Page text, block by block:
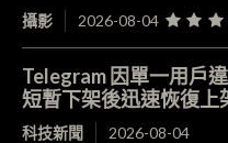
攝影 2026-08-04
Telegram 因單一用戶
短暫下架後迅速恢復上
科技新聞 2026-08-04